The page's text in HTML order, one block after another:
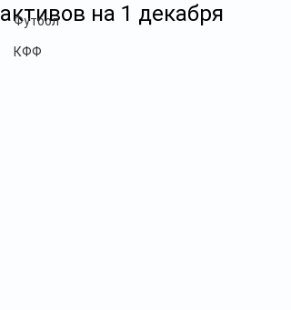
Футбол
КФФ
активов на 1 декабря